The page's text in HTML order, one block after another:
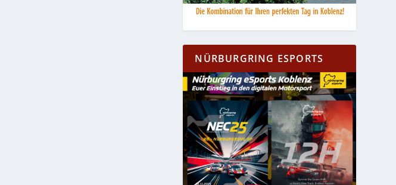
NÜRBURGRING ESPORTS